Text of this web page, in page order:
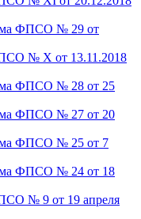
ФПСО № 29 от
№ X от 13.11.2018
ФПСО № 28 от 25
ФПСО № 27 от 20
ФПСО № 25 от 7
ФПСО № 24 от 18
№ 9 от 19 апреля